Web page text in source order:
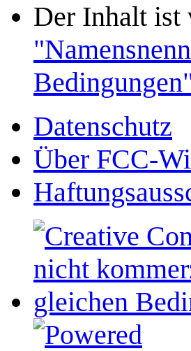
Der Inhalt ist
Datenschutz
Über FCC-